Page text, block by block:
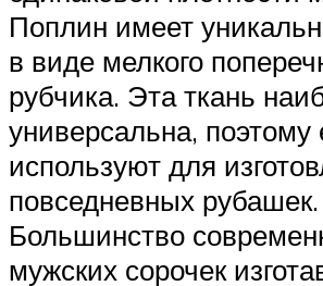
Поплин имеет
в виде мелкого
рубчика. Эта ткань
универсальна, поэтому
используют для
повседневных рубашек.
Большинство
мужских сорочек